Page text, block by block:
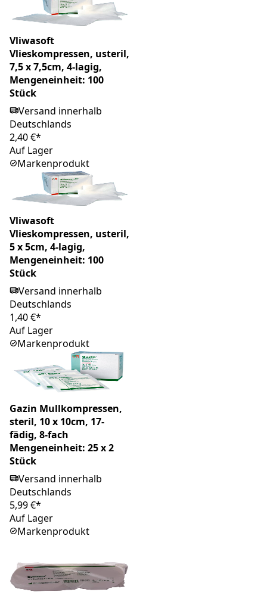
Vliwasoft
Vlieskompressen, usteril,
7,5 x 7,5cm, 4-lagig,
Mengeneinheit: 100
Stück
Versand innerhalb
Deutschlands
2,40 €*
Auf Lager
Markenprodukt
Vliwasoft
Vlieskompressen, usteril,
5 x 5cm, 4-lagig,
Mengeneinheit: 100
Stück
Versand innerhalb
Deutschlands
1,40 €*
Auf Lager
Markenprodukt
Gazin Mullkompressen,
steril, 10 x 10cm, 17-
fädig, 8-fach
Mengeneinheit: 25 x 2
Stück
Versand innerhalb
Deutschlands
5,99 €*
Auf Lager
Markenprodukt